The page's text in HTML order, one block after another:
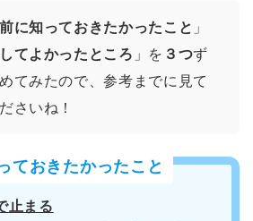
に知っておきたかったこと 」
てよかったところ 」を ３つず
てみたので、参考までに見て
さいね！
ておきたかったこと
止まる